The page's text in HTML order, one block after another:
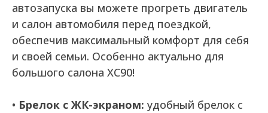
автозапуска вы можете прогреть двигатель
и салон автомобиля перед поездкой,
обеспечив максимальный комфорт для себя
и своей семьи. Особенно актуально для
большого салона XC90!
• Брелок с ЖК-экраном: удобный брелок с